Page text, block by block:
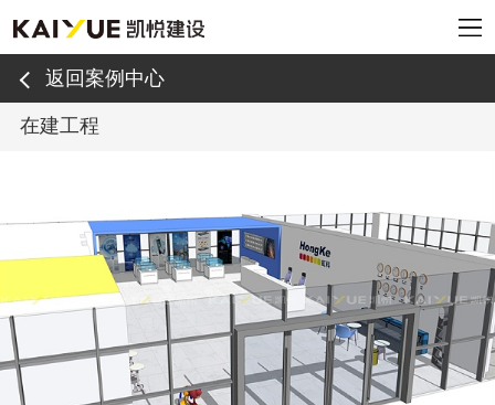
返回案例中心
在建工程